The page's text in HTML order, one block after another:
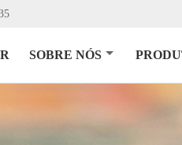
SOBRE NÓS